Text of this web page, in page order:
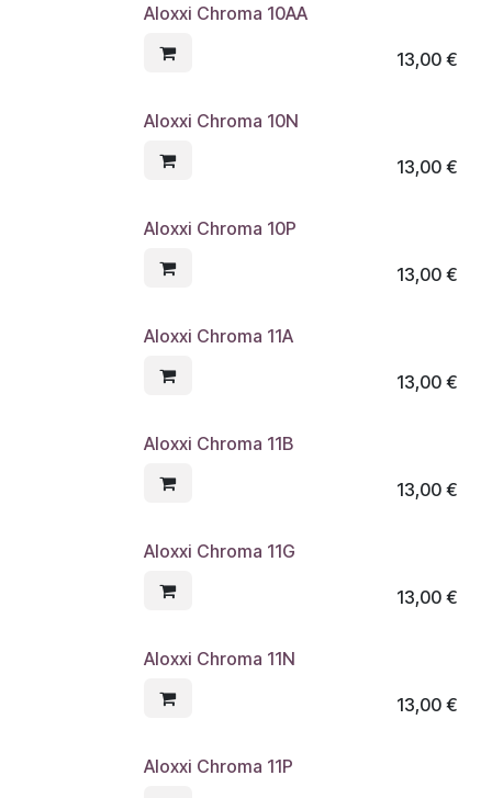
Aloxxi Chroma 10AA
13,00€
Aloxxi Chroma 10N
13,00€
Aloxxi Chroma 10P
13,00€
Aloxxi Chroma 11A
13,00€
Aloxxi Chroma 11B
13,00€
Aloxxi Chroma 11G
13,00€
Aloxxi Chroma 11N
13,00€
Aloxxi Chroma 11P